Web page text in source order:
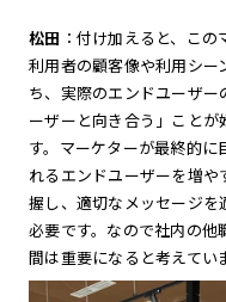
松田 ：付け加えると、こ
利用者の顧客像や利用シ
ち、実際のエンドユーザ
ーザーと向き合う」こと
す。マーケターが最終的
れるエンドユーザーを増
握し、適切なメッセージ
必要です。なので社内の
間は重要になると考えてい